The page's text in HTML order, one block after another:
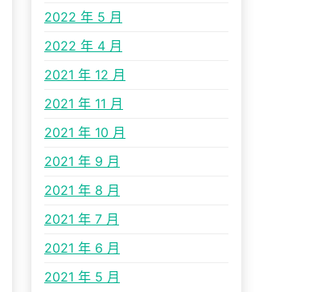
2022 年 5 月
2022 年 4 月
2021 年 12 月
2021 年 11 月
2021 年 10 月
2021 年 9 月
2021 年 8 月
2021 年 7 月
2021 年 6 月
2021 年 5 月